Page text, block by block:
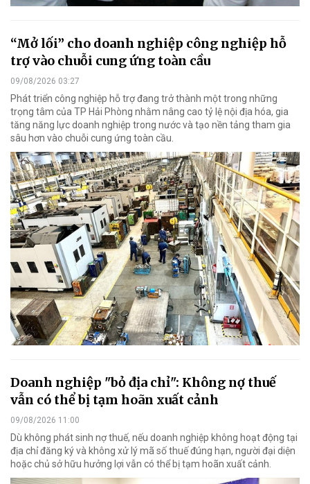
“Mở lối” cho doanh nghiệp công nghiệp hỗ
trợ vào chuỗi cung ứng toàn cầu
09/08/2026 03:27
Phát triển công nghiệp hỗ trợ đang trở thành một trong những
trọng tâm của TP Hải Phòng nhằm nâng cao tỷ lệ nội địa hóa, gia
tăng năng lực doanh nghiệp trong nước và tạo nền tảng tham gia
sâu hơn vào chuỗi cung ứng toàn cầu.
Doanh nghiệp "bỏ địa chỉ": Không nợ thuế
vẫn có thể bị tạm hoãn xuất cảnh
09/08/2026 11:00
Dù không phát sinh nợ thuế, nếu doanh nghiệp không hoạt động tại
địa chỉ đăng ký và không xử lý mã số thuế đúng hạn, người đại diện
hoặc chủ sở hữu hưởng lợi vẫn có thể bị tạm hoãn xuất cảnh.